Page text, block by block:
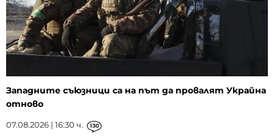
Западните съюзници са на път да провалят Украйна
отново
07.08.2026 | 16:30 ч. 130